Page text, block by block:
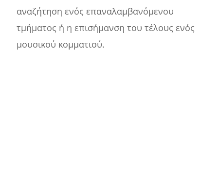
αναζήτηση ενός επαναλαμβανόμενου
τμήματος ή η επισήμανση του τέλους ενός
μουσικού κομματιού.